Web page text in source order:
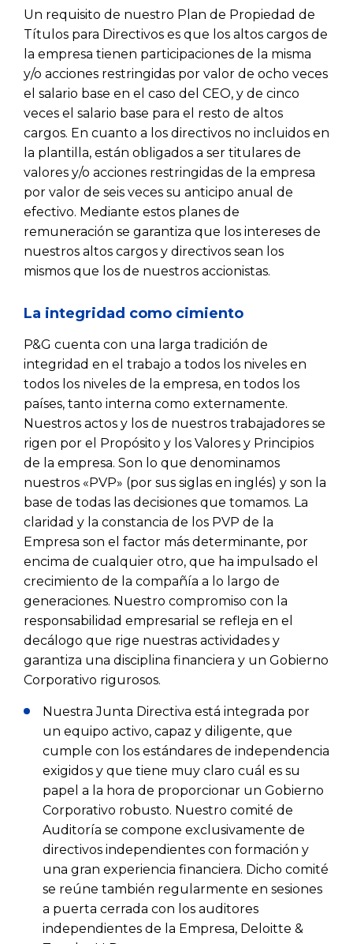
Un requisito de nuestro Plan de Propiedad de
Títulos para Directivos es que los altos cargos de
la empresa tienen participaciones de la misma
y/o acciones restringidas por valor de ocho veces
el salario base en el caso del CEO, y de cinco
veces el salario base para el resto de altos
cargos. En cuanto a los directivos no incluidos en
la plantilla, están obligados a ser titulares de
valores y/o acciones restringidas de la empresa
por valor de seis veces su anticipo anual de
efectivo. Mediante estos planes de
remuneración se garantiza que los intereses de
nuestros altos cargos y directivos sean los
mismos que los de nuestros accionistas.
La integridad como cimiento
P&G cuenta con una larga tradición de
integridad en el trabajo a todos los niveles en
todos los niveles de la empresa, en todos los
países, tanto interna como externamente.
Nuestros actos y los de nuestros trabajadores se
rigen por el Propósito y los Valores y Principios
de la empresa. Son lo que denominamos
nuestros «PVP» (por sus siglas en inglés) y son la
base de todas las decisiones que tomamos. La
claridad y la constancia de los PVP de la
Empresa son el factor más determinante, por
encima de cualquier otro, que ha impulsado el
crecimiento de la compañía a lo largo de
generaciones. Nuestro compromiso con la
responsabilidad empresarial se refleja en el
decálogo que rige nuestras actividades y
garantiza una disciplina financiera y un Gobierno
Corporativo rigurosos.
Nuestra Junta Directiva está integrada por
un equipo activo, capaz y diligente, que
cumple con los estándares de independencia
exigidos y que tiene muy claro cuál es su
papel a la hora de proporcionar un Gobierno
Corporativo robusto. Nuestro comité de
Auditoría se compone exclusivamente de
directivos independientes con formación y
una gran experiencia financiera. Dicho comité
se reúne también regularmente en sesiones
a puerta cerrada con los auditores
independientes de la Empresa, Deloitte &